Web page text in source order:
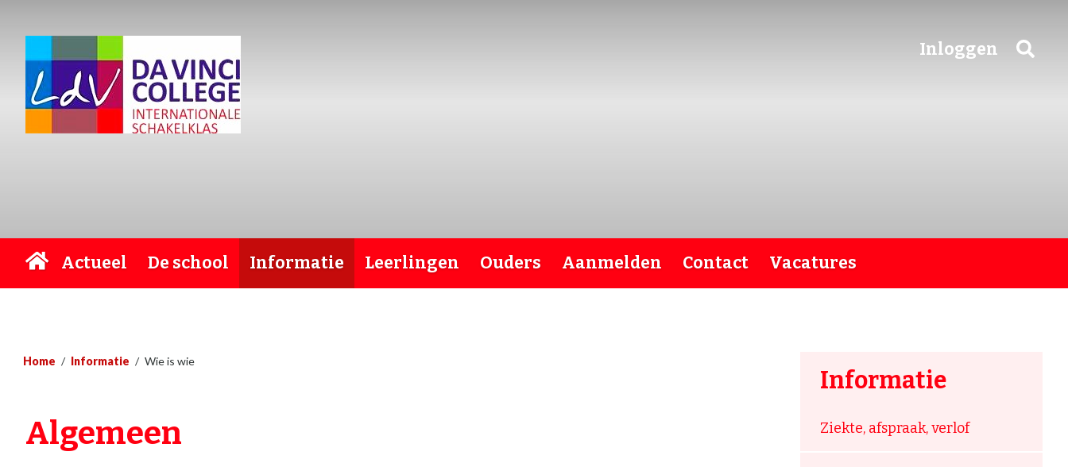
Inloggen
Actueel De school Informatie Leerlingen Ouders Aanmelden Contact Vacatures
Home / Informatie / Wie is wie
Algemeen
Informatie
Ziekte, afspraak, verlof